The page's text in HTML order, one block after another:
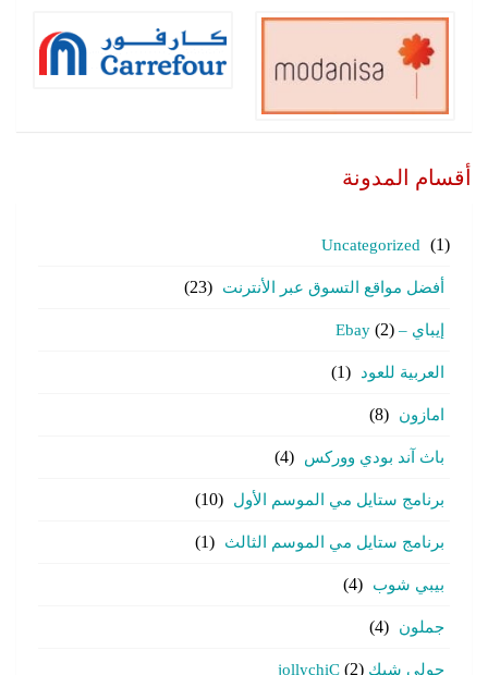
أقسام المدونة
Uncategorized (1)
أفضل مواقع التسوق عبر الأنترنت (23)
إيباي – Ebay (2)
العربية للعود (1)
امازون (8)
باث آند بودي ووركس (4)
برنامج ستايل مي الموسم الأول (10)
برنامج ستايل مي الموسم الثالث (1)
بيبي شوب (4)
جملون (4)
جولي شيك jollychiC (2)